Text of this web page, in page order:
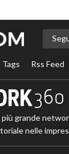
Tags Rss Feed
più grande
nelle